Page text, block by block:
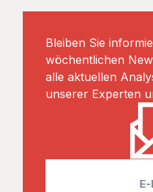
Bleiben Sie
wöchentlichen
alle aktuellen
unserer Experten